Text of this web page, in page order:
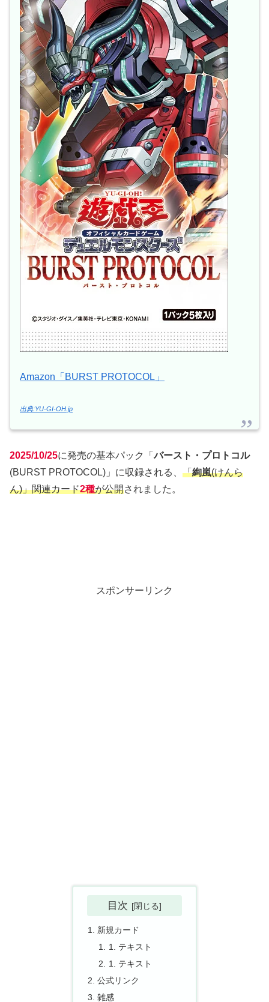
Amazon「BURST PROTOCOL」
出典:YU-GI-OH.jp
2025/10/25に発売の基本パック「バースト・プロトコル
(BURST PROTOCOL)」に収録される、 「絢嵐(けんら
ん)」関連カード2種が公開されました。
スポンサーリンク
目次
新規カード
テキスト
テキスト
公式リンク
雑感